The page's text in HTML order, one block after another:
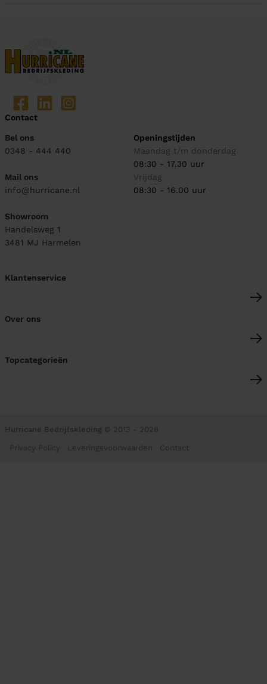
Contact
Bel ons
0348 - 444 440
Mail ons
info@hurricane.nl
Showroom
Handelsweg 1
3481 MJ Harmelen
Openingstijden
Maandag t/m donderdag
08:30 - 17.30 uur
Vrijdag
08:30 - 16.00 uur
Klantenservice
Over ons
Topcategorieën
Hurricane Bedrijfskleding © 2013 - 2026
Privacy Policy Leveringsvoorwaarden Contact